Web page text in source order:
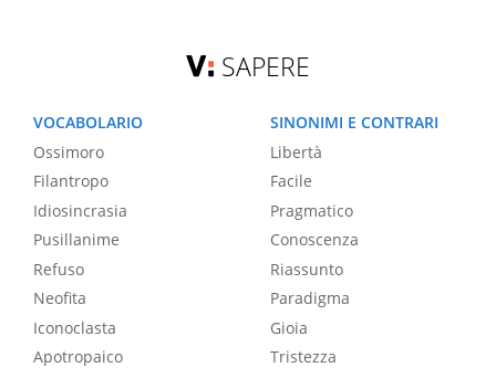
SAPERE
VOCABOLARIO
Ossimoro
Filantropo
Idiosincrasia
Pusillanime
Refuso
Neofita
Iconoclasta
Apotropaico
SINONIMI E CONTRARI
Libertà
Facile
Pragmatico
Conoscenza
Riassunto
Paradigma
Gioia
Tristezza